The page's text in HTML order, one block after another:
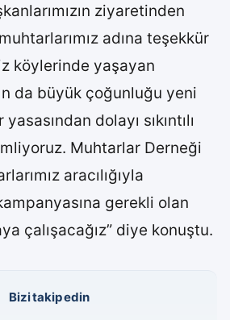
ziyaretinden
adına teşekkür
köylerinde yaşayan
da büyük çoğunluğu yeni
dolayı sıkıntılı
Muhtarlar Derneği
aracılığıyla
gerekli olan
çalışacağız” diye konuştu.
Bizi takip edin